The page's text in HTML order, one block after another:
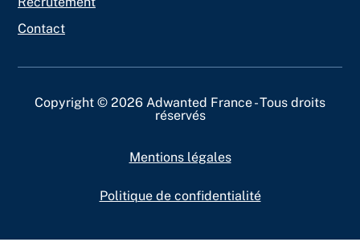
Contact
Copyright © 2026 Adwanted France - Tous droits
réservés
Mentions légales
Politique de confidentialité